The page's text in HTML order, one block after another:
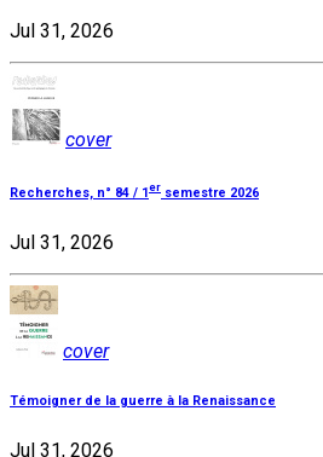
Jul 31, 2026
cover
Recherches, n° 84 / 1er semestre 2026
Jul 31, 2026
cover
Témoigner de la guerre à la Renaissance
Jul 31, 2026